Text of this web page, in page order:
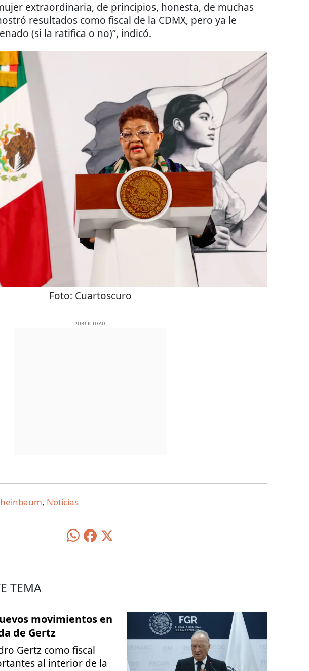
extraordinaria, de principios, honesta, de muchas
resultados como fiscal de la CDMX, pero ya le
(si la ratifica o no)”, indicó.
Foto: Cuartoscuro
PUBLICIDAD
, Noticias
TEMA
movimientos en
de Gertz
Gertz como fiscal
al interior de la